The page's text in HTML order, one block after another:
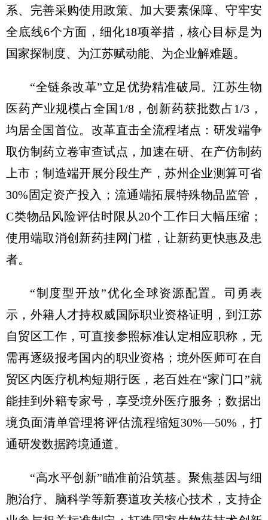
系、完善采购使用政策、加大要素保障、守牢安
全底线6个方面，细化18项举措，核心目标是为
国家探制度、为江苏赋动能、为企业解难题。
“全链条改革”立足优势精准破局。江苏生物
医药产业规模占全国1/8，创新药获批数占1/3，
均居全国首位。改革直击全流程堵点：研发端争
取仿制药立卷审查试点，加速在研、在产仿制药
上市；制造端开展分段生产，苏州企业测算可省
30%固定资产投入；流通端拓展特殊物品监管，
C类物品风险评估时限从20个工作日大幅压缩；
使用端取消创新药挂网门槛，让新药更快惠及患
者。
“制度型开放”优化全球资源配置。司勇表
示，外籍人才持权威国际职业资格证明，到江苏
自贸区工作，可直接参照标准认定相应职称，无
需再逐级报考国内的职业资格；境外医师可在自
贸区内医疗机构短期行医，老百姓在“家门口”就
能挂到外籍专家号，享受境外医疗服务；数据出
境负面清单管理将评估流程缩短30%—50%，打
通研发数据跨境通道。
“高水平创新”瞄准前沿筑基。聚焦基因与细
胞治疗、脑科学等新赛道攻关核心技术，支持企